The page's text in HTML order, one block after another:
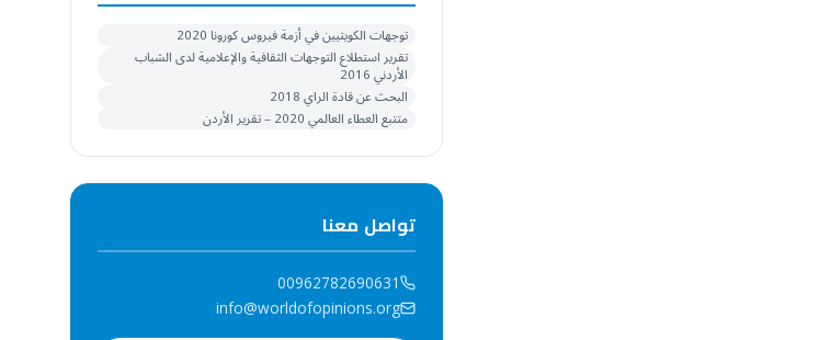
توجهات الكويتيين في أزمة فيروس كورونا 2020
تقرير استطلاع التوجهات الثقافية والإعلامية لدى الشباب
الأردني 2016
البحث عن قادة الراي 2018
متتبع العطاء العالمي 2020 – تقرير الأردن
تواصل معنا
00962782690631
info@worldofopinions.org